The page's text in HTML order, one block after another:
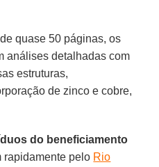
quase 50 páginas, os
análises detalhadas com
estruturas,
de zinco e cobre,
do beneficiamento
rapidamente pelo Rio